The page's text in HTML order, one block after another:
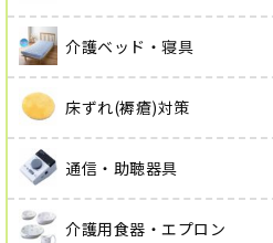
介護ベッド・寝具
床ずれ(褥瘡)対策
通信・助聴器具
介護用食器・エプロン